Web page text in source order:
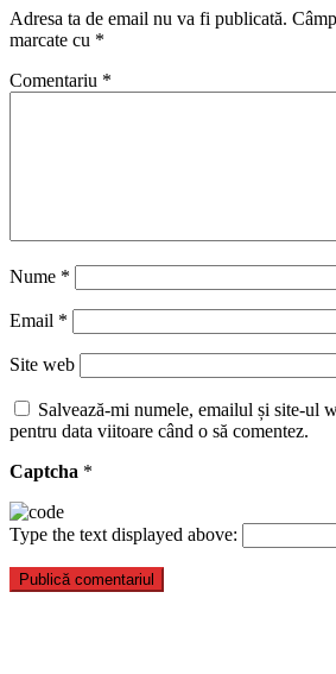
Adresa ta de email nu va fi publicată.
marcate cu *
Comentariu *
Nume *
Email *
Site web
Salvează-mi numele, emailul și site-ul
pentru data viitoare când o să comentez.
Captcha *
Type the text displayed above: